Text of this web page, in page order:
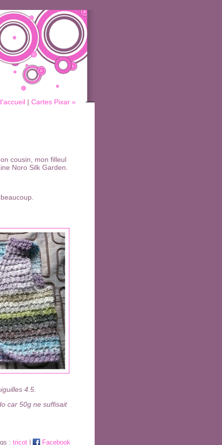
| Cartes Pixar »
cousin, mon filleul
Noro Silk Garden.
4.5.
car 50g ne suffisait
: tricot Facebook